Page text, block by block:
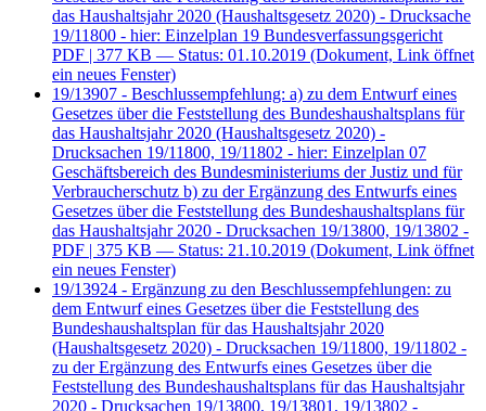
das Haushaltsjahr 2020 (Haushaltsgesetz 2020) - Drucksache
19/11800 - hier: Einzelplan 19 Bundesverfassungsgericht
PDF | 377 KB — Status: 01.10.2019 (Dokument, Link öffnet
ein neues Fenster)
19/13907 - Beschlussempfehlung: a) zu dem Entwurf eines
Gesetzes über die Feststellung des Bundeshaushaltsplans für
das Haushaltsjahr 2020 (Haushaltsgesetz 2020) -
Drucksachen 19/11800, 19/11802 - hier: Einzelplan 07
Geschäftsbereich des Bundesministeriums der Justiz und für
Verbraucherschutz b) zu der Ergänzung des Entwurfs eines
Gesetzes über die Feststellung des Bundeshaushaltsplans für
das Haushaltsjahr 2020 - Drucksachen 19/13800, 19/13802 -
PDF | 375 KB — Status: 21.10.2019 (Dokument, Link öffnet
ein neues Fenster)
19/13924 - Ergänzung zu den Beschlussempfehlungen: zu
dem Entwurf eines Gesetzes über die Feststellung des
Bundeshaushaltsplan für das Haushaltsjahr 2020
(Haushaltsgesetz 2020) - Drucksachen 19/11800, 19/11802 -
zu der Ergänzung des Entwurfs eines Gesetzes über die
Feststellung des Bundeshaushaltsplans für das Haushaltsjahr
2020 - Drucksachen 19/13800, 19/13801, 19/13802 -